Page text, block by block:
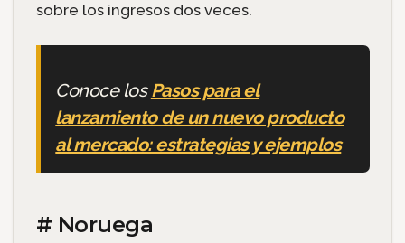
sobre los ingresos dos veces.
Conoce losPasos para el
lanzamiento de un nuevo producto
al mercado: estrategias y ejemplos
# Noruega